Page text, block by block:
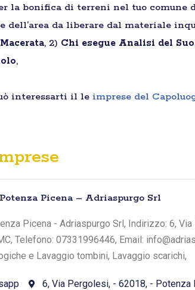
la bonifica di terreni nel tuo comune
dell’area da liberare dal materiale
, 2) Chi esegue Analisi del
,
interessarti il le imprese del
Picena – Adriaspurgo Srl
Picena - Adriaspurgo Srl, Indirizzo: 6,
Telefono: 07331996446, Email:
e Lavaggio tombini, Lavaggio scarichi,
6, Via Pergolesi, - 62018, - Potenza